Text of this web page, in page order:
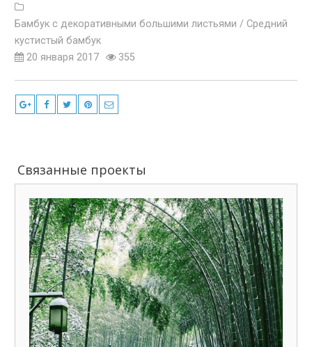
Бамбук с декоративными большими листьями /Средний
кустистый бамбук
20 января 2017
355
Связанные проекты